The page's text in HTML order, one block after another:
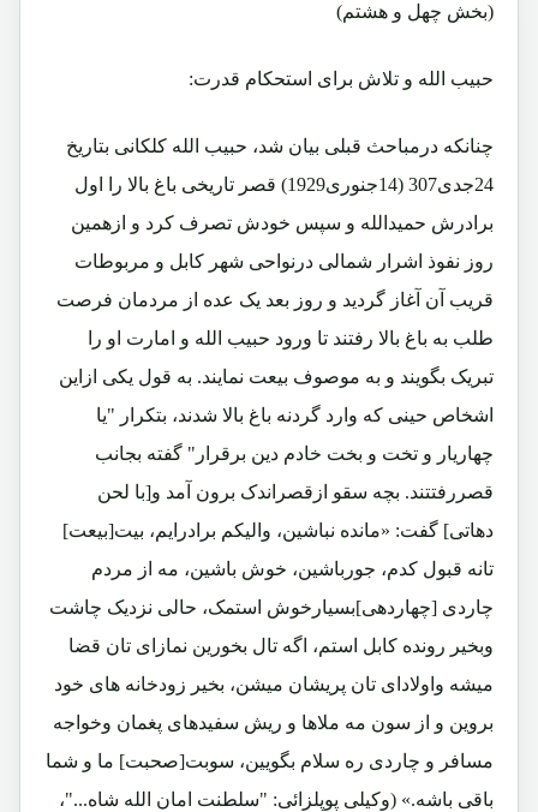
(بخش چهل و هشتم)
حبیب الله و تلاش برای استحکام قدرت:
چنانکه درمباحث قبلی بیان شد، حبیب الله کلکانی بتاریخ
24جدی307 (14جنوری1929) قصر تاریخی باغ بالا را اول
برادرش حمیدالله و سپس خودش تصرف کرد و ازهمین
روز نفوذ اشرار شمالی درنواحی شهر کابل و مربوطات
قریب آن آغاز گردید و روز بعد یک عده از مردمان فرصت
طلب به باغ بالا رفتند تا ورود حبیب الله و امارت او را
تبریک بگویند و به موصوف بیعت نمایند. به قول یکی ازاین
اشخاص حینی که وارد گردنه باغ بالا شدند، بتکرار "یا
چهاریار و تخت و بخت خادم دین برقرار" گفته بجانب
قصررفتتند. بچه سقو ازقصراندک برون آمد و[با لحن
دهاتی] گفت: «مانده نباشین، والیکم برادرایم، بیت[بیعت]
تانه قبول کدم، جورباشین، خوش باشین، مه از مردم
چاردی [چهاردهی]بسیارخوش استمک، حالی نزدیک چاشت
وبخیر رونده کابل استم، اگه تال بخورین نمازای تان قضا
میشه واولادای تان پریشان میشن، بخیر زودخانه های خود
بروین و از سون مه ملاها و ریش سفیدهای پغمان وخواجه
مسافر و چاردی ره سلام بگویین، سوبت[صحبت] ما و شما
باقی باشه.» (وکیلی پوپلزائی: "سلطنت امان الله شاه..."،